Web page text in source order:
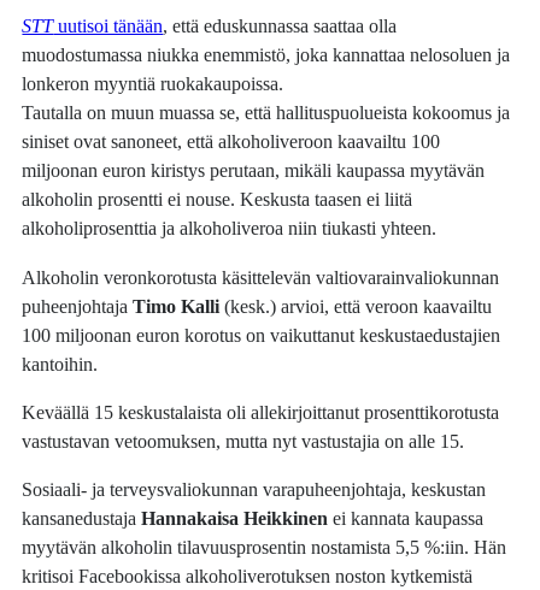
STTuutisoi tänään, että eduskunnassa saattaa olla
muodostumassa niukka enemmistö, joka kannattaa nelosoluen ja
lonkeron myyntiä ruokakaupoissa.
Tautalla on muun muassa se, että hallituspuolueista kokoomus ja
siniset ovat sanoneet, että alkoholiveroon kaavailtu 100
miljoonan euron kiristys perutaan, mikäli kaupassa myytävän
alkoholin prosentti ei nouse. Keskusta taasen ei liitä
alkoholiprosenttia ja alkoholiveroa niin tiukasti yhteen.
Alkoholin veronkorotusta käsittelevän valtiovarainvaliokunnan
puheenjohtaja Timo Kalli (kesk.) arvioi, että veroon kaavailtu
100 miljoonan euron korotus on vaikuttanut keskustaedustajien
kantoihin.
Keväällä 15 keskustalaista oli allekirjoittanut prosenttikorotusta
vastustavan vetoomuksen, mutta nyt vastustajia on alle 15.
Sosiaali- ja terveysvaliokunnan varapuheenjohtaja, keskustan
kansanedustajaHannakaisa Heikkinen ei kannata kaupassa
myytävän alkoholin tilavuusprosentin nostamista 5,5 %:iin. Hän
kritisoi Facebookissa alkoholiverotuksen noston kytkemistä